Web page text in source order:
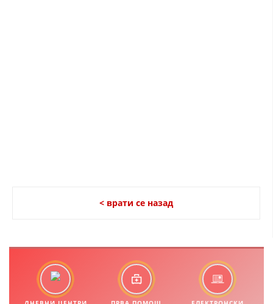
МЕЃУНАРОДНА СОРАБОТКА
ДОГОВОРИ
< врати се назад